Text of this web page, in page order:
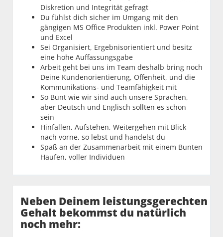
Diskretion und Integrität gefragt
Du fühlst dich sicher im Umgang mit den
gängigen MS Office Produkten inkl. Power Point
und Excel
Sei Organisiert, Ergebnisorientiert und besitz
eine hohe Auffassungsgabe
Arbeit geht bei uns im Team deshalb bring noch
Deine Kundenorientierung, Offenheit, und die
Kommunikations- und Teamfähigkeit mit
So Bunt wie wir sind auch unsere Sprachen,
aber Deutsch und Englisch sollten es schon
sein
Hinfallen, Aufstehen, Weitergehen mit Blick
nach vorne, so lebst und handelst du
Spaß an der Zusammenarbeit mit einem Bunten
Haufen, voller Individuen
Neben Deinem leistungsgerechten
Gehalt bekommst du natürlich
noch mehr: